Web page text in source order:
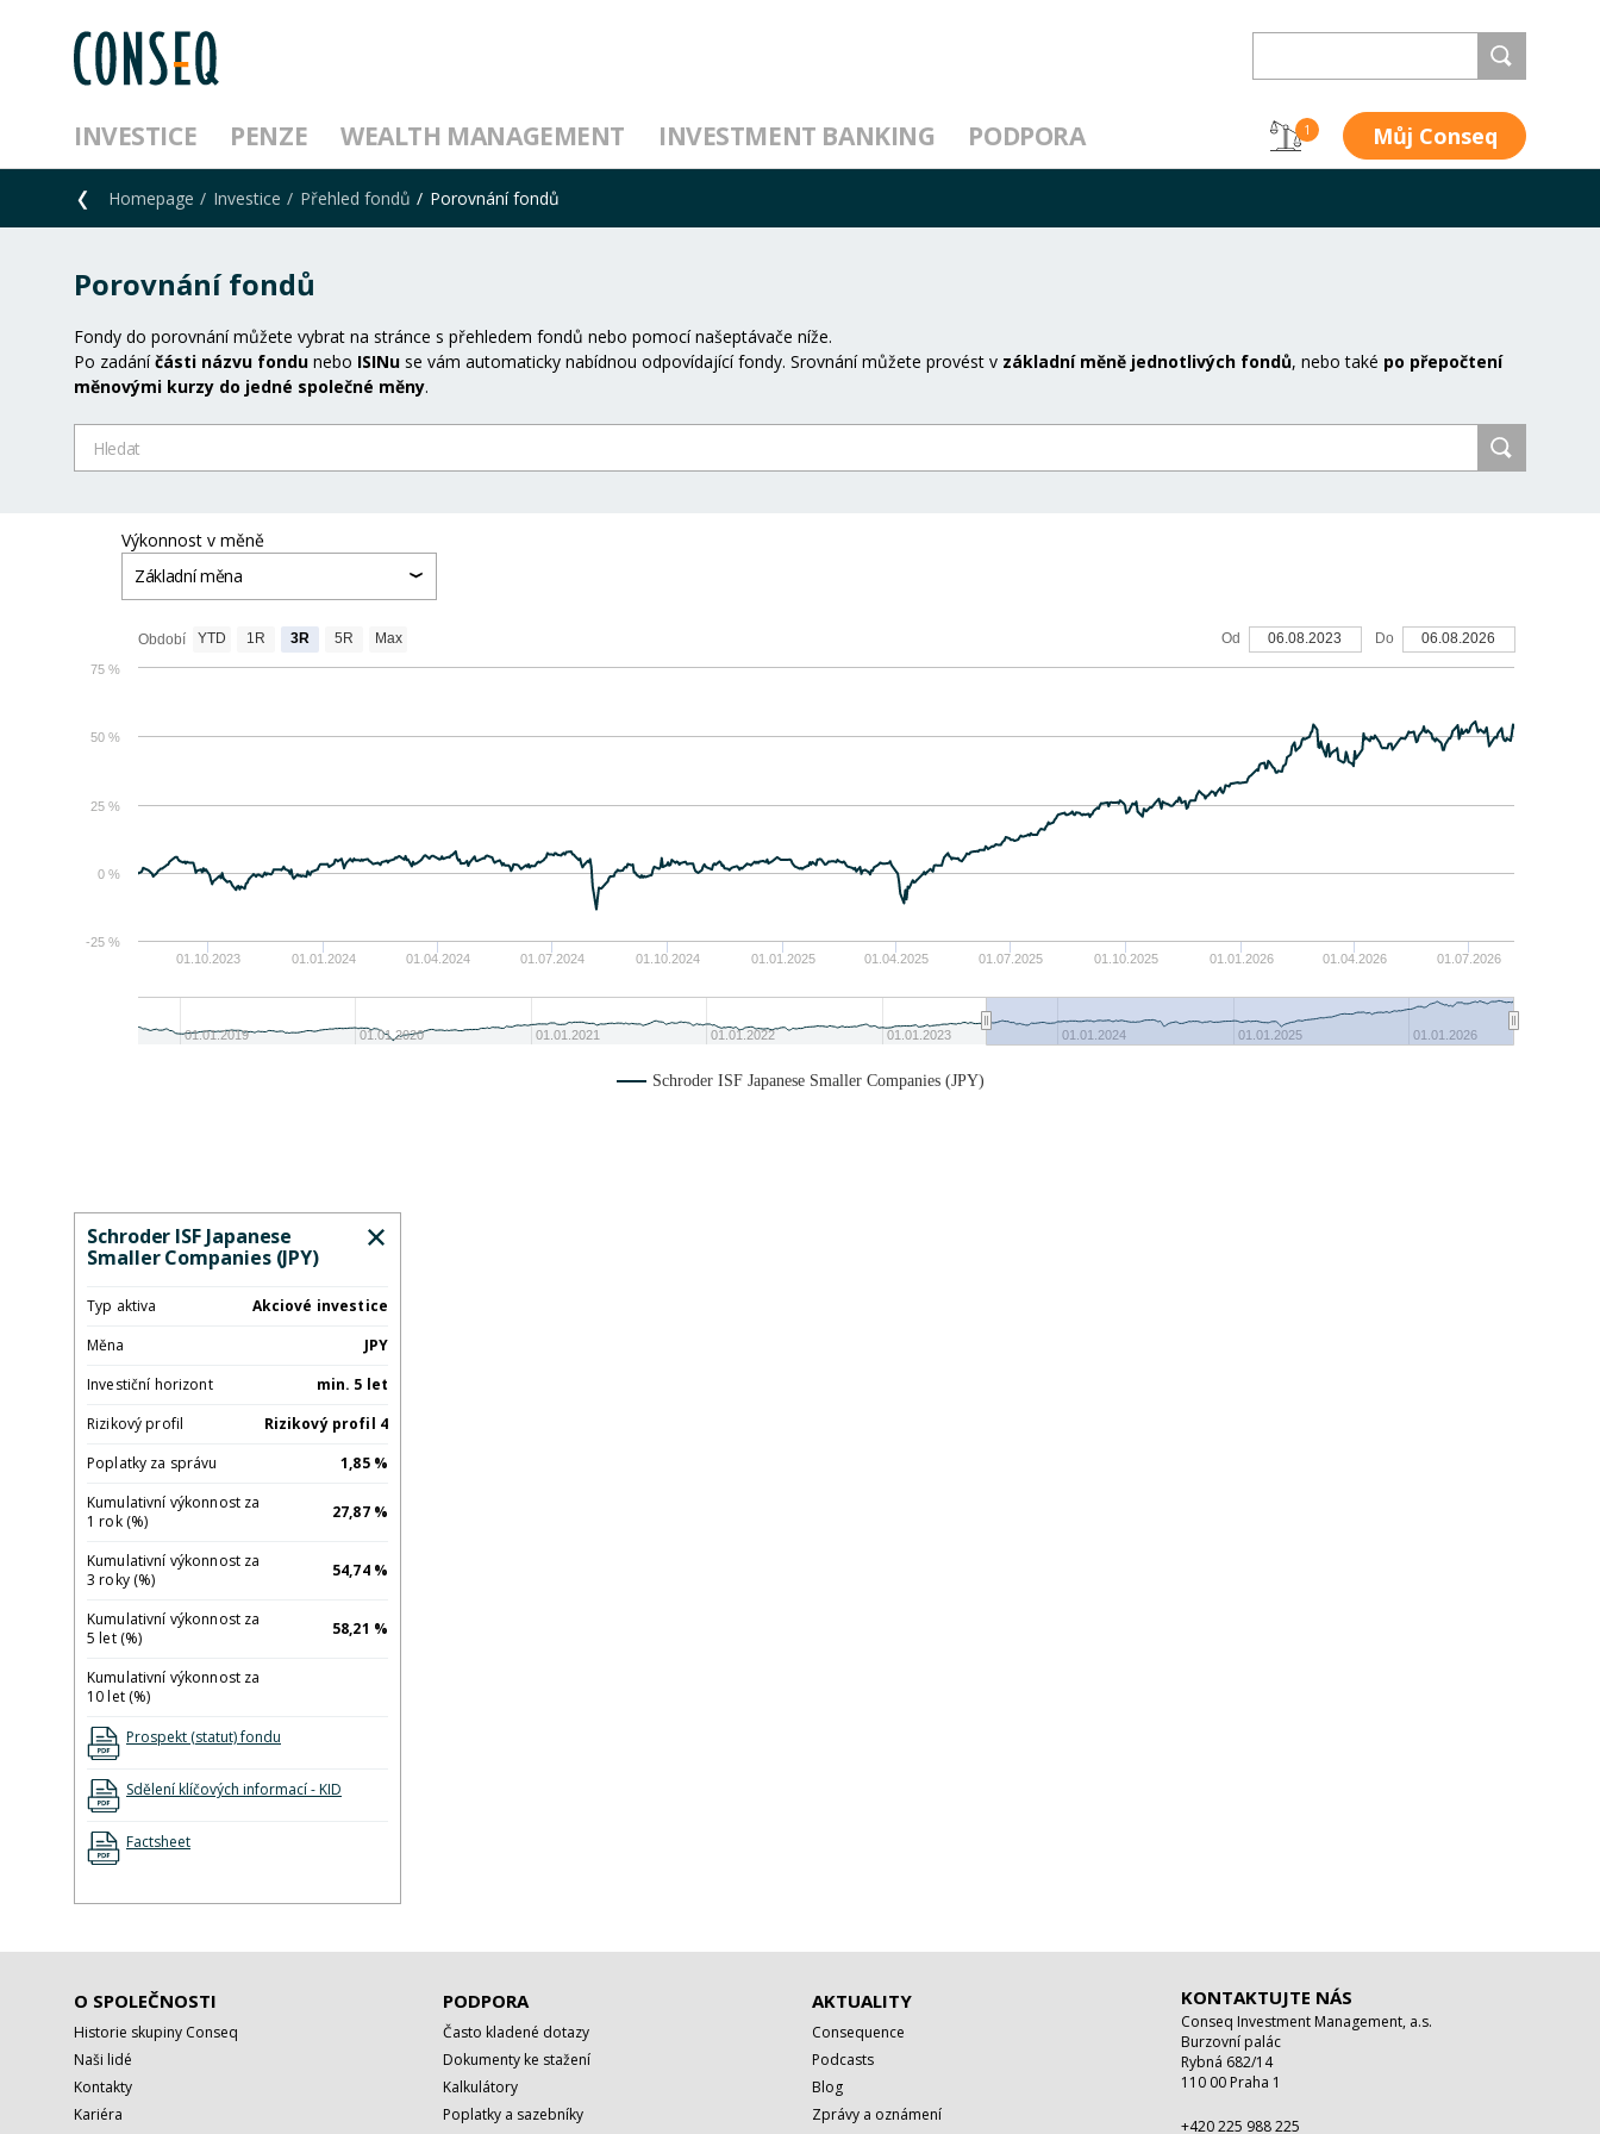
INVESTICE PENZE WEALTH MANAGEMENT INVESTMENT BANKING PODPORA 1 Můj Conseq
Homepage Investice Přehled fondů Porovnání fondů
Porovnání fondů
Fondy do porovnání můžete vybrat na stránce s přehledem fondů nebo pomocí našeptávače níže.
Po zadáníčásti názvu fondu nebo ISINu se vám automaticky nabídnou odpovídající fondy. Srovnání můžete provést v základní měně jednotlivých fondů, nebo také po přepočtení
měnovými kurzy do jedné společné měny.
Výkonnost v měně
Základní měna
01.10.2023 01.01.2024 01.04.2024 01.07.2024 01.10.2024 01.01.2025 01.04.2025 01.07.2025 01.10.2025 01.01.2026 01.04.2026 01.07.2026
01.01.2019 01.01.2020 01.01.2021 01.01.2022 01.01.2023 01.01.2024 01.01.2025 01.01.2026
0 %
50 %
-25 %
25 %
75 %
Období YTD 1R 3R 5R Max Od 06.08.2023 Do 06.08.2026
Schroder ISF Japanese Smaller Companies (JPY)
Schroder ISF Japanese
Smaller Companies (JPY)
Typ aktiva
Akciové investice
Měna
JPY
Investiční horizont
min. 5 let
Rizikový profil
Rizikový profil 4
Poplatky za správu
1,85 %
Kumulativní výkonnost za
1 rok (%)
27,87 %
Kumulativní výkonnost za
3 roky (%)
54,74 %
Kumulativní výkonnost za
5 let (%)
58,21 %
Kumulativní výkonnost za
10 let (%)
Prospekt (statut) fondu
Sdělení klíčových informací - KID
Factsheet
O SPOLEČNOSTI
Historie skupiny Conseq
Naši lidé
Kontakty
Kariéra
PODPORA
Často kladené dotazy
Dokumenty ke stažení
Kalkulátory
Poplatky a sazebníky
AKTUALITY
Consequence
Podcasts
Blog
Zprávy a oznámení
KONTAKTUJTE NÁS
Conseq Investment Management, a.s.
Burzovní palác
Rybná 682/14
110 00 Praha 1
+420 225 988 225